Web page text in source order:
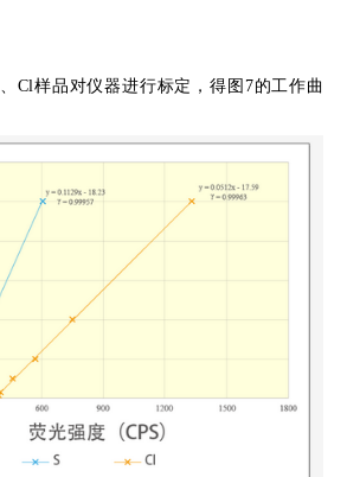
、Cl样品对仪器进行标定，得图 7的工作曲